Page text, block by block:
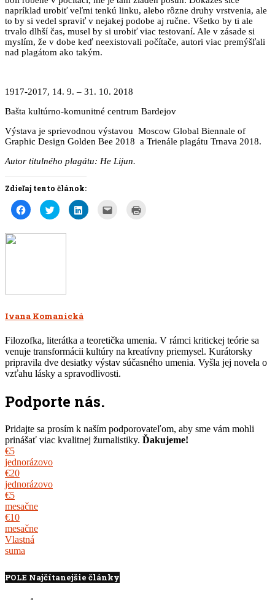
napríklad urobiť veľmi tenkú linku, alebo rôzne druhy vrstvenia, ale
to by si vedel spraviť v nejakej podobe aj ručne. Všetko by ti ale
trvalo dlhší čas, musel by si urobiť viac testovaní. Ale v zásade si
myslím, že v dobe keď neexistovali počítače, autori viac premýšľali
nad plagátom ako takým.
1917-2017, 14. 9. – 31. 10. 2018
Bašta kultúrno-komunitné centrum Bardejov
Výstava je sprievodnou výstavou Moscow Global Biennale of
Graphic Design Golden Bee 2018 a Trienále plagátu Trnava 2018.
Autor titulného plagátu: He Lijun.
Zdieľaj tento článok:
Kliknite
pre
zdieľanie
Facebooku(Otvorí
Kliknite
pre
zdieľanie
službe
Kliknite
pre
Kliknite
Ivana Komanická
Filozofka, literátka a teoretička umenia. V rámci kritickej teórie sa
venuje transformácii kultúry na kreatívny priemysel. Kurátorsky
pripravila dve desiatky výstav súčasného umenia. Vyšla jej novela o
vzťahu lásky a spravodlivosti.
Podporte nás.
Pridajte sa prosím k naším podporovateľom, aby sme vám mohli
prinášať viac kvalitnej žurnalistiky. Ďakujeme!
€5
jednorázovo
€20
jednorázovo
€5
mesačne
€10
mesačne
Vlastná
suma
POLE Najčítanejšie články